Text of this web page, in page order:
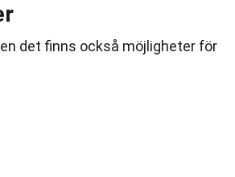
det finns också möjligheter för